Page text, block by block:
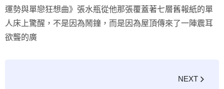
運勢與單戀狂想曲》張水瓶從他那張覆蓋著七層舊報紙的單
人床上驚醒，不是因為鬧鐘，而是因為屋頂傳來了一陣震耳
欲聾的廣
NEXT